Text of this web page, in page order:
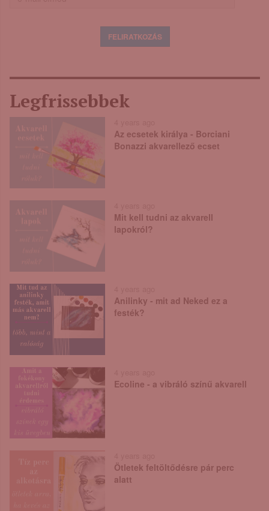
Legfrissebbek
Az ecsetek királya - Borciani
Bonazzi akvarellező ecset
Mit kell tudni az akvarell
lapokról?
Anilinky - mit ad Neked ez a
festék?
Ecoline - a vibráló színű akvarell
Ötletek feltöltődésre pár perc
alatt